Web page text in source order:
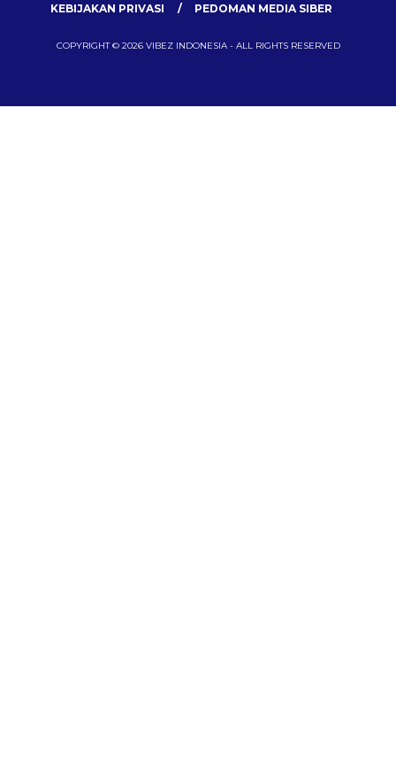
KEBIJAKAN PRIVASI
PEDOMAN MEDIA SIBER
COPYRIGHT © 2026 VIBEZ INDONESIA - ALL RIGHTS RESERVED